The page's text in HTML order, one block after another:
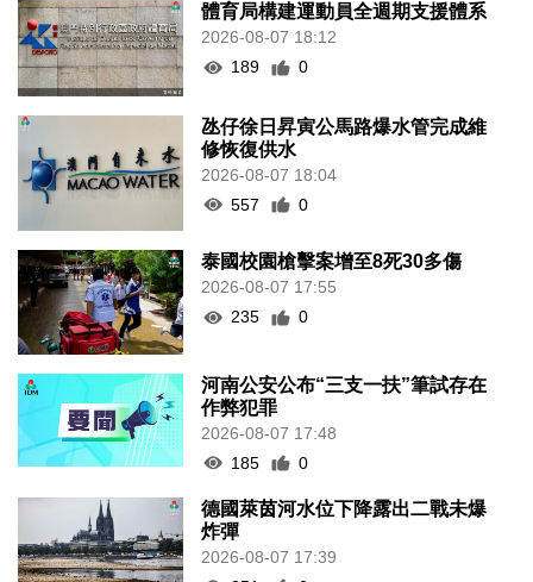
體育局構建運動員全週期支援體系
2026-08-07 18:12
189
0
氹仔徐日昇寅公馬路爆水管完成維
修恢復供水
2026-08-07 18:04
557
0
泰國校園槍擊案增至8死30多傷
2026-08-07 17:55
235
0
河南公安公布“三支一扶”筆試存在
作弊犯罪
2026-08-07 17:48
185
0
德國萊茵河水位下降露出二戰未爆
炸彈
2026-08-07 17:39